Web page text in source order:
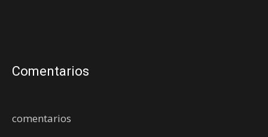
Comentarios
comentarios